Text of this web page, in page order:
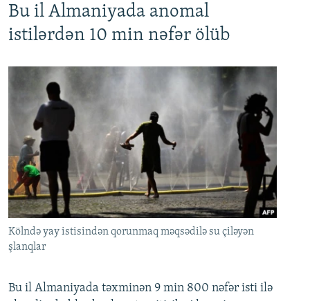
Bu il Almaniyada anomal
istilərdən 10 min nəfər ölüb
Kölndə yay istisindən qorunmaq məqsədilə su çiləyən
şlanqlar
Bu il Almaniyada təxminən 9 min 800 nəfər isti ilə